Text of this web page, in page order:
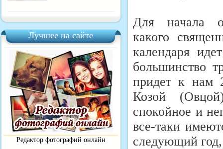
Лучшее на сайте
Редактор фотографий онлайн
Для начала
какого
календаря
большинство
придет к нам
Козой
спокойное и
все-таки
следующий